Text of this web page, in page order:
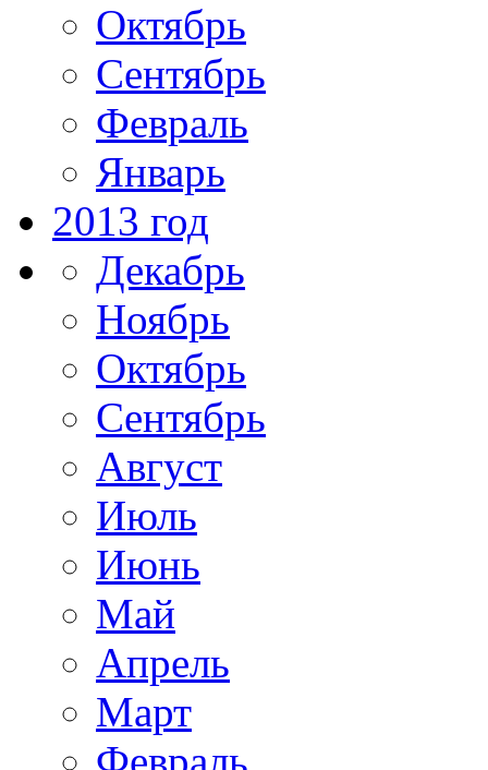
Октябрь
Сентябрь
Февраль
Январь
2013 год
Декабрь
Ноябрь
Октябрь
Сентябрь
Август
Июль
Июнь
Май
Апрель
Март